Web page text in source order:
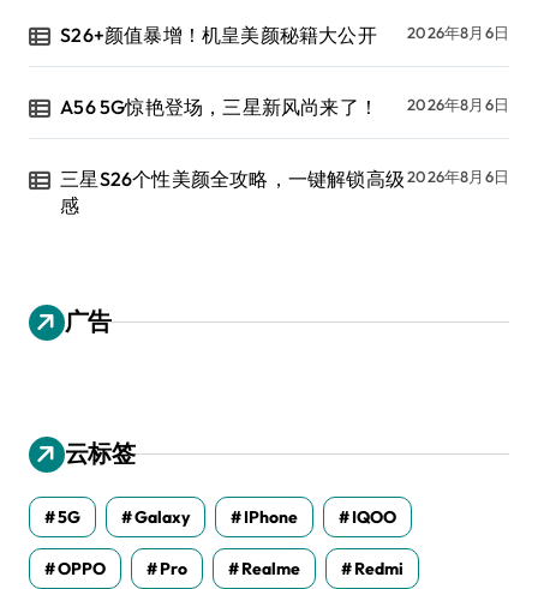
S26+颜值暴增！机皇美颜秘籍大公开 2026年8月6日
A56 5G惊艳登场，三星新风尚来了！ 2026年8月6日
三星S26个性美颜全攻略，一键解锁高级
感
2026年8月6日
广告
云标签
5G Galaxy IPhone IQOO
OPPO Pro Realme Redmi